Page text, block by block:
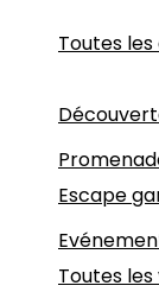
Toutes
Escape
Toutes